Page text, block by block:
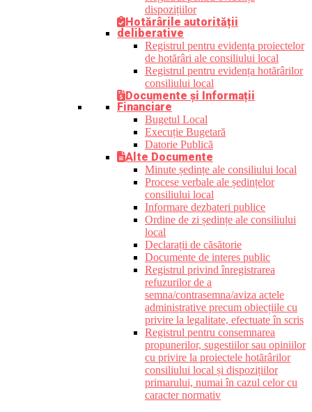
dispozițiilor
Hotărârile autorității
deliberative
Registrul pentru evidența proiectelor
de hotărâri ale consiliului local
Registrul pentru evidența hotărârilor
consiliului local
Documente și Informații
Financiare
Bugetul Local
Execuție Bugetară
Datorie Publică
Alte Documente
Minute ședințe ale consiliului local
Procese verbale ale ședințelor
consiliului local
Informare dezbateri publice
Ordine de zi ședințe ale consiliului
local
Declarații de căsătorie
Documente de interes public
Registrul privind înregistrarea
refuzurilor de a
semna/contrasemna/aviza actele
administrative precum obiecțiile cu
privire la legalitate, efectuate în scris
Registrul pentru consemnarea
propunerilor, sugestiilor sau opiniilor
cu privire la proiectele hotărârilor
consiliului local și dispozițiilor
primarului, numai în cazul celor cu
caracter normativ